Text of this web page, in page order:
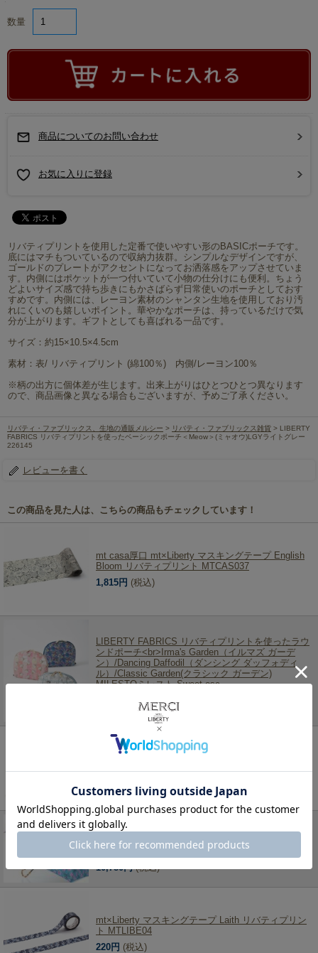
数量
商品についてのお問い合わせ
お気に入りに登録
リバティプリントを使用した定番で使いやすい形のBASICポーチです。
底にはマチもついているので収納力抜群。シンプルなデザインですが、
ゴールドのプレートがアクセントになってお洒落感をアップさせていま
す。内側にはポケットが一つ付いていて小物の仕分けにも便利。ちょう
どよいサイズ感で持ち歩きにもかさばらず日常使いのポーチとしておす
すめです。内側には、レーヨン素材のシャンタン生地を使用しており汚
れにくいのも嬉しいポイント。華やかなポーチは、持っているだけで気
分が上がります。ギフトとしても喜ばれる一品です。
サイズ：約15×10.5×4.5cm
素材：表/ リバティプリント (綿100％) 内側/レーヨン100％
※柄の出方に個体差が生じます。出来上がりはひとつひとつ異なります
ので、商品画像と異なる場合もございますが、予めご了承ください。
リバティ・ファブリックス、生地の通販メルシー > リバティ・ファブリックス雑貨 > LIBERTY
FABRICS リバティプリントを使ったベーシックポーチ＜Meow＞(ミャオウ)LGYライトグレー
226145
レビューを書く
この商品を見た人は、こちらの商品もチェックしています！
mt casa厚口 mt×Liberty マスキングテープ English
Bloom リバティプリント MTCAS037
1,815円 (税込)
LIBERTY FABRICS リバティプリントを使ったラウ
ンドポーチ<br>Irma's Garden（イルマズ ガーデ
ン）/Dancing Daffodil（ダンシング ダッフォディ
ル）/Classic Garden(クラシック ガーデン)
MILESTOミレスト Sweet esc
(税込)
LIBERTY FABRICS リバティプリントを使ったパス
ケースウォレット 財布(ストロベリーシーフ・ロデ
ラ)PassCaseWallet
3,960円 (税込)
LIBERTY FABRICS リバティプリントを使った晴雨
兼用折り畳み傘パラソル(日傘)＜Poire＞(ポワレ)BL
ブルー 957667
10,780円 (税込)
mt×Liberty マスキングテープ Laith リバティプリン
ト MTLIBE04
220円 (税込)